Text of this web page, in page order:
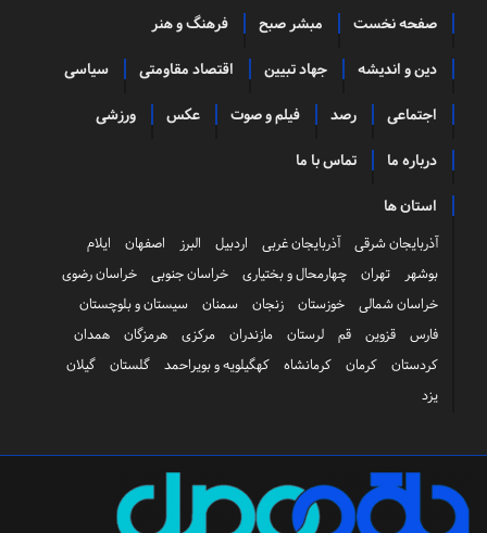
صفحه نخست مبشر صبح فرهنگ و هنر
دین و اندیشه جهاد تبیین اقتصاد مقاومتی سیاسی
اجتماعی رصد فیلم و صوت عکس ورزشی
درباره ما تماس با ما
استان ها
آذربایجان شرقی آذربایجان غربی اردبیل البرز اصفهان
ایلام
بوشهر
تهران چهارمحال و بختیاری خراسان جنوبی
خراسان رضوی
خراسان شمالی
خوزستان زنجان سمنان
سیستان و بلوچستان
فارس
قزوین قم لرستان مازندران مرکزی هرمزگان
همدان
کردستان
کرمان کرمانشاه کهگیلویه و بویراحمد گلستان
گیلان
یزد